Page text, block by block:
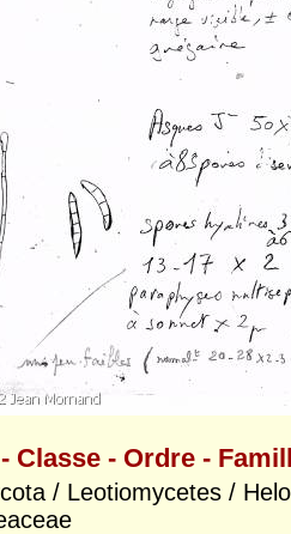
Classe - Ordre -
/ Leotiomycetes /